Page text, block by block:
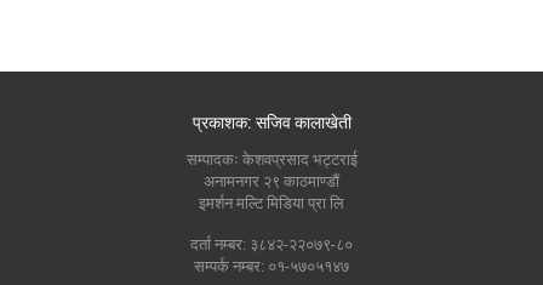
प्रकाशक: सजिव कालाखेती
सम्पादकः केशवप्रसाद भट्टराई
अनामनगर २९ काठमाण्डौं
इमर्शन मल्टि मिडिया प्रा लि
दर्ता नम्बर: ३८४२-२२०७९-८०
सम्पर्क नम्बर: ०१-५७०५१४७